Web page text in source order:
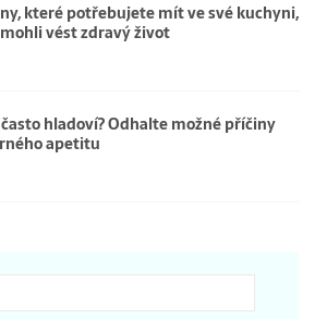
které potřebujete mít ve své kuchyni,
vést zdravý život
hladoví? Odhalte možné příčiny
apetitu